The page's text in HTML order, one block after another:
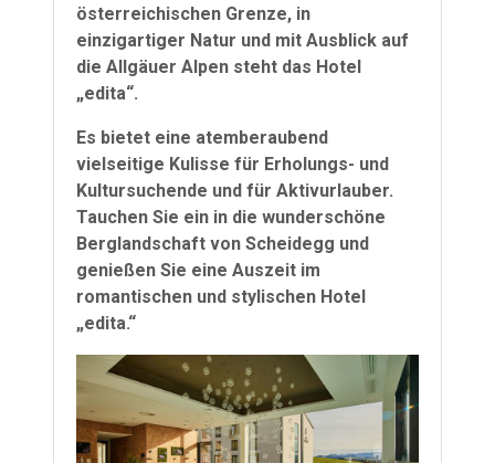
österreichischen Grenze, in
einzigartiger Natur und mit Ausblick auf
die Allgäuer Alpen steht das Hotel
„edita“.
Es bietet eine atemberaubend
vielseitige Kulisse für Erholungs- und
Kultursuchende und für Aktivurlauber.
Tauchen Sie ein in die wunderschöne
Berglandschaft von Scheidegg und
genießen Sie eine Auszeit im
romantischen und stylischen Hotel
„edita.“